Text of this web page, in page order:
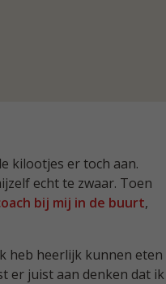
kilootjes er toch aan.
echt te zwaar. Toen
bij mij in de buurt,
heb heerlijk kunnen eten
er juist aan denken dat ik